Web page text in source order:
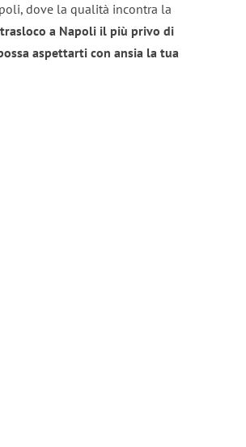
dove la qualità incontra la
trasloco a Napoli il più privo di
aspettarti con ansia la tua